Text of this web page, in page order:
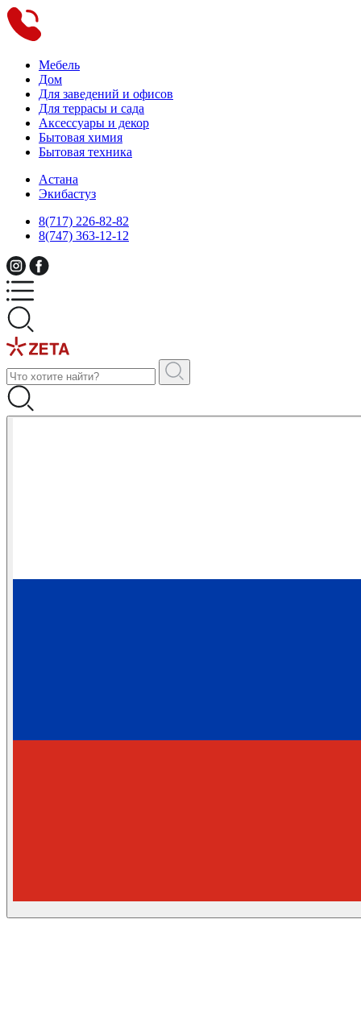
Мебель
Дом
Для заведений и офисов
Для террасы и сада
Аксессуары и декор
Бытовая химия
Бытовая техника
Астана
Экибастуз
8(717) 226-82-82
8(747) 363-12-12